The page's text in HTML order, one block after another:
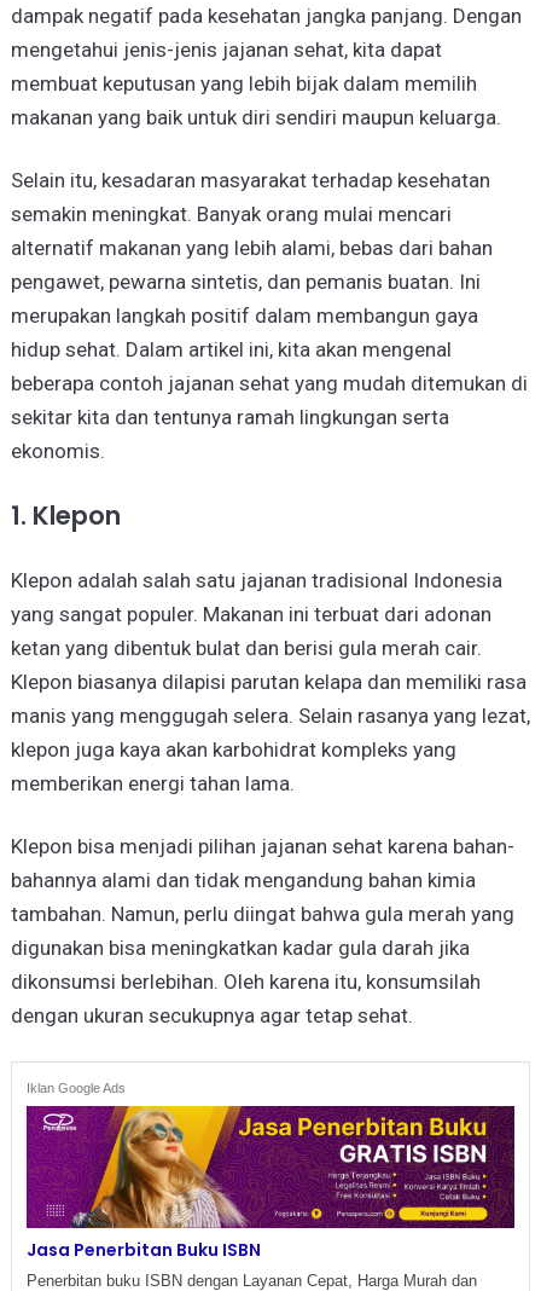
dampak negatif pada kesehatan jangka panjang. Dengan
mengetahui jenis-jenis jajanan sehat, kita dapat
membuat keputusan yang lebih bijak dalam memilih
makanan yang baik untuk diri sendiri maupun keluarga.
Selain itu, kesadaran masyarakat terhadap kesehatan
semakin meningkat. Banyak orang mulai mencari
alternatif makanan yang lebih alami, bebas dari bahan
pengawet, pewarna sintetis, dan pemanis buatan. Ini
merupakan langkah positif dalam membangun gaya
hidup sehat. Dalam artikel ini, kita akan mengenal
beberapa contoh jajanan sehat yang mudah ditemukan di
sekitar kita dan tentunya ramah lingkungan serta
ekonomis.
1. Klepon
Klepon adalah salah satu jajanan tradisional Indonesia
yang sangat populer. Makanan ini terbuat dari adonan
ketan yang dibentuk bulat dan berisi gula merah cair.
Klepon biasanya dilapisi parutan kelapa dan memiliki rasa
manis yang menggugah selera. Selain rasanya yang lezat,
klepon juga kaya akan karbohidrat kompleks yang
memberikan energi tahan lama.
Klepon bisa menjadi pilihan jajanan sehat karena bahan-
bahannya alami dan tidak mengandung bahan kimia
tambahan. Namun, perlu diingat bahwa gula merah yang
digunakan bisa meningkatkan kadar gula darah jika
dikonsumsi berlebihan. Oleh karena itu, konsumsilah
dengan ukuran secukupnya agar tetap sehat.
Iklan Google Ads
Jasa Penerbitan Buku ISBN
Penerbitan buku ISBN dengan Layanan Cepat, Harga Murah dan